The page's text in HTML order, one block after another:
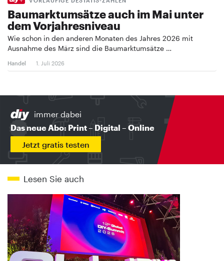
Baumarktumsätze auch im Mai unter
dem Vorjahresniveau
Wie schon in den anderen Monaten des Jahres 2026 mit
Ausnahme des März sind die Baumarktumsätze …
Handel 1. Juli 2026
immer dabei
Das neue Abo: Print – Digital – Online
Jetzt gratis testen
Lesen Sie auch